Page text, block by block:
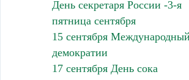
День секретаря России -3-я
пятница сентября
15 сентября
демократии
17 сентября День сока